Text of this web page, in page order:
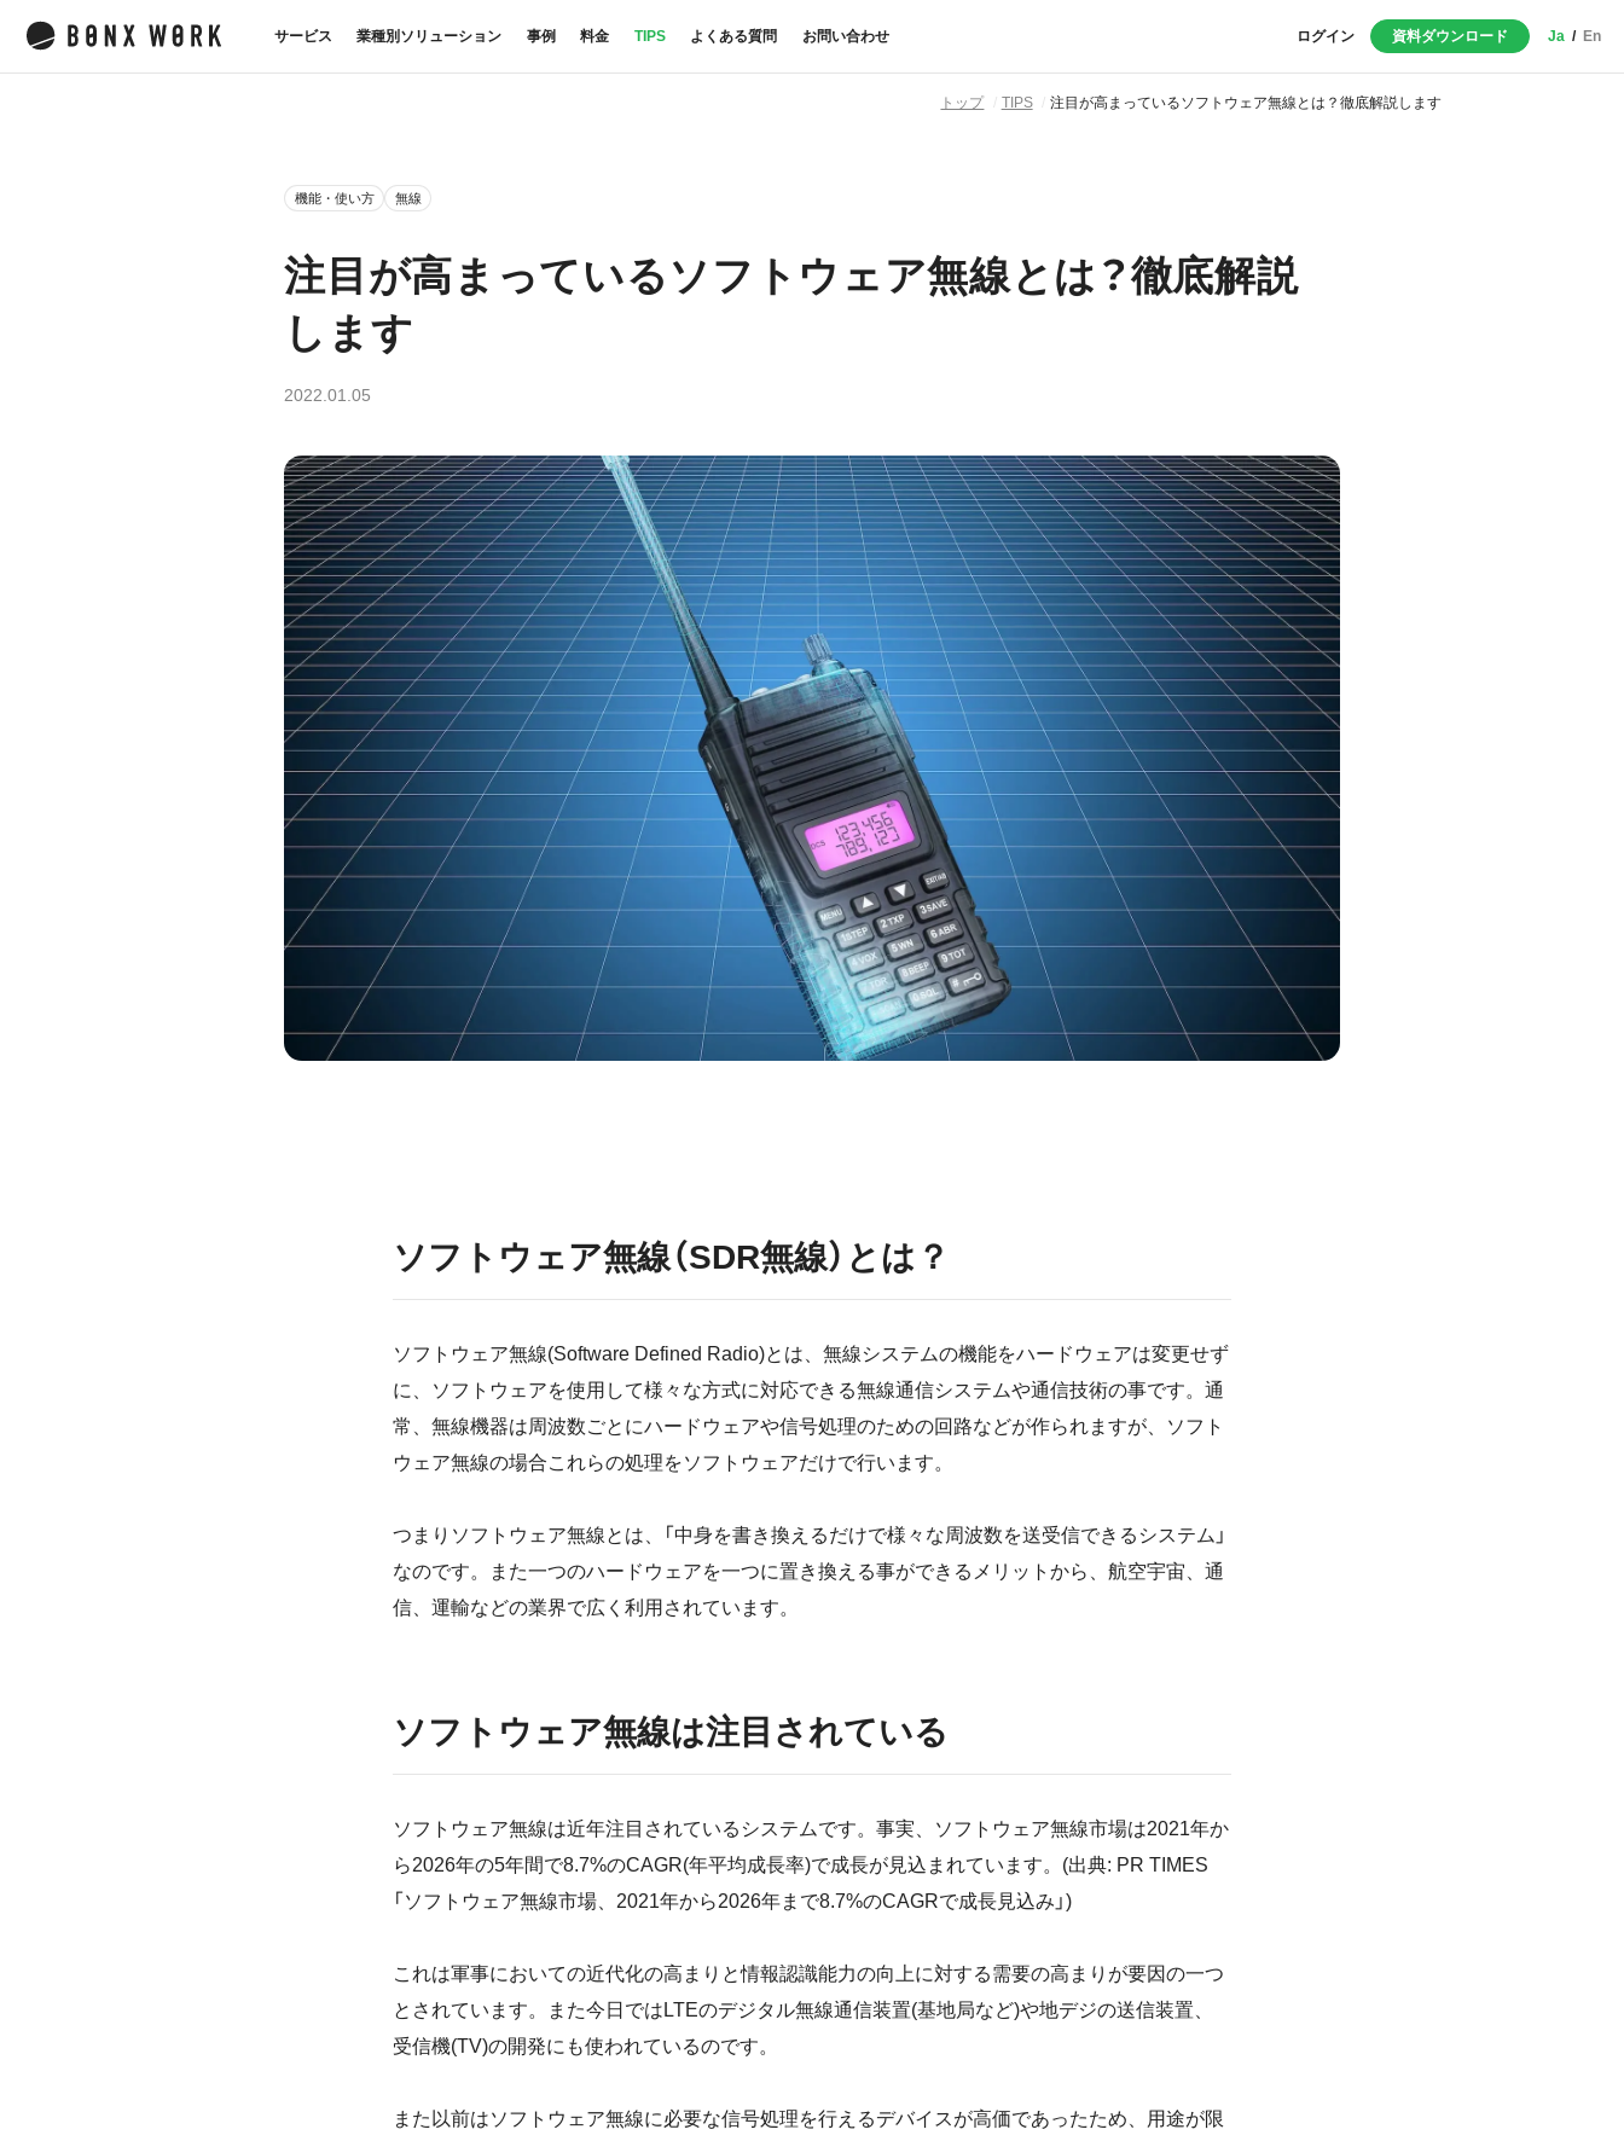
サービス 業種別ソリューション 事例 料金 TIPS よくある質問 お問い合わせ ログイン 資料ダウンロード Ja / En
トップ TIPS 注目が高まっているソフトウェア無線とは？徹底解説します
機能・使い方 無線
注目が高まっているソフトウェア無線とは？徹底解説
します
2022.01.05
ソフトウェア無線（SDR無線）とは？
ソフトウェア無線(Software Defined Radio)とは、無線システムの機能をハードウェアは変更せず
に、ソフトウェアを使用して様々な方式に対応できる無線通信システムや通信技術の事です。通
常、無線機器は周波数ごとにハードウェアや信号処理のための回路などが作られますが、ソフト
ウェア無線の場合これらの処理をソフトウェアだけで行います。
つまりソフトウェア無線とは、「中身を書き換えるだけで様々な周波数を送受信できるシステム」
なのです。また一つのハードウェアを一つに置き換える事ができるメリットから、航空宇宙、通
信、運輸などの業界で広く利用されています。
ソフトウェア無線は注目されている
ソフトウェア無線は近年注目されているシステムです。事実、ソフトウェア無線市場は2021年か
ら2026年の5年間で8.7%のCAGR(年平均成長率)で成長が見込まれています。(出典: PR TIMES
「ソフトウェア無線市場、2021年から2026年まで8.7%のCAGRで成長見込み」)
これは軍事においての近代化の高まりと情報認識能力の向上に対する需要の高まりが要因の一つ
とされています。また今日ではLTEのデジタル無線通信装置(基地局など)や地デジの送信装置、
受信機(TV)の開発にも使われているのです。
また以前はソフトウェア無線に必要な信号処理を行えるデバイスが高価であったため、用途が限